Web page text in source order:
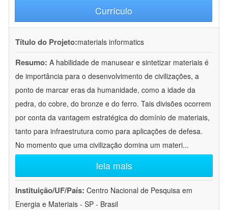
Currículo
Título do Projeto:materials informatics
Resumo: A habilidade de manusear e sintetizar materiais é
de importância para o desenvolvimento de civilizações, a
ponto de marcar eras da humanidade, como a idade da
pedra, do cobre, do bronze e do ferro. Tais divisões ocorrem
por conta da vantagem estratégica do domínio de materiais,
tanto para infraestrutura como para aplicações de defesa.
No momento que uma civilização domina um materi...
leia mais
Instituição/UF/País: Centro Nacional de Pesquisa em
Energia e Materiais - SP - Brasil